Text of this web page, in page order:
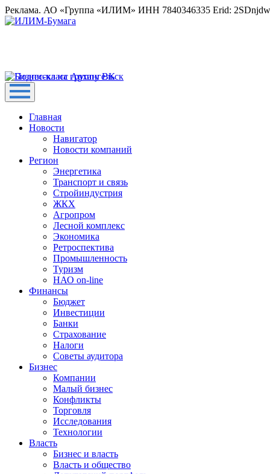
Реклама. АО «Группа «ИЛИМ» ИНН 7840346335 Erid:
Главная
Новости
Навигатор
Новости компаний
Регион
Энергетика
Транспорт и связь
Стройиндустрия
ЖКХ
Агропром
Лесной комплекс
Экономика
Ретроспектива
Промышленность
Туризм
НАО on-line
Финансы
Бюджет
Инвестиции
Банки
Страхование
Налоги
Советы аудитора
Бизнес
Компании
Малый бизнес
Конфликты
Торговля
Исследования
Технологии
Власть
Бизнес и власть
Власть и общество